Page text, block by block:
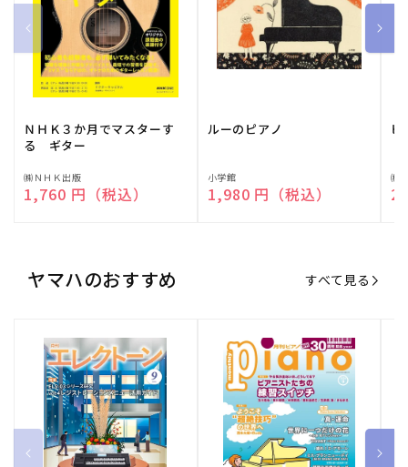
ＮＨＫ３か月でマスターす
る ギター
販
売
㈱ＮＨＫ出版
通常価格
1,760 円（税込）
ルーのピアノ
販
売
小学館
通常価格
1,980 円（税込）
ピ
販
売
㈱
ヤマハのおすすめ すべて見る